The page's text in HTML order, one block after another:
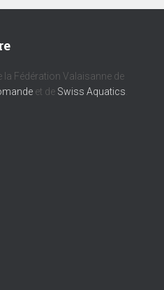
Fédération Valaisanne de
et de Swiss Aquatics